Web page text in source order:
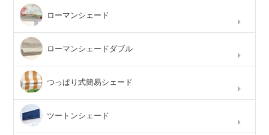
ローマンシェード
ローマンシェードダブル
つっぱり式簡易シェード
ツートンシェード